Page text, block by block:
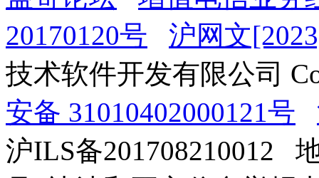
20170120号
沪网文
技术软件开发有限公司
安备 31010402000121号
沪ILS备201708210012